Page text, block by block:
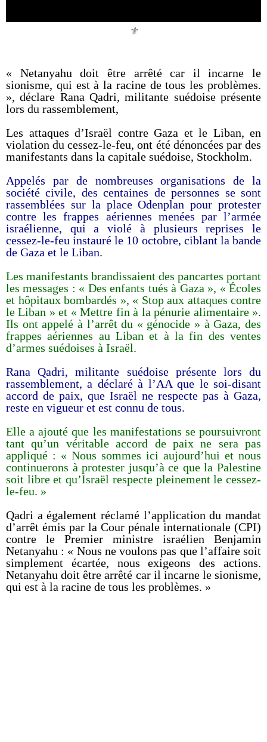
⚜️
« Netanyahu doit être arrêté car il incarne le
sionisme, qui est à la racine de tous les problèmes.
», déclare Rana Qadri, militante suédoise présente
lors du rassemblement,
Les attaques d’Israël contre Gaza et le Liban, en
violation du cessez-le-feu, ont été dénoncées par des
manifestants dans la capitale suédoise, Stockholm.
Appelés par de nombreuses organisations de la
société civile, des centaines de personnes se sont
rassemblées sur la place Odenplan pour protester
contre les frappes aériennes menées par l’armée
israélienne, qui a violé à plusieurs reprises le
cessez-le-feu instauré le 10 octobre, ciblant la bande
de Gaza et le Liban.
Les manifestants brandissaient des pancartes portant
les messages : « Des enfants tués à Gaza », « Écoles
et hôpitaux bombardés », « Stop aux attaques contre
le Liban » et « Mettre fin à la pénurie alimentaire ».
Ils ont appelé à l’arrêt du « génocide » à Gaza, des
frappes aériennes au Liban et à la fin des ventes
d’armes suédoises à Israël.
Rana Qadri, militante suédoise présente lors du
rassemblement, a déclaré à l’AA que le soi-disant
accord de paix, que Israël ne respecte pas à Gaza,
reste en vigueur et est connu de tous.
Elle a ajouté que les manifestations se poursuivront
tant qu’un véritable accord de paix ne sera pas
appliqué : « Nous sommes ici aujourd’hui et nous
continuerons à protester jusqu’à ce que la Palestine
soit libre et qu’Israël respecte pleinement le cessez-
le-feu. »
Qadri a également réclamé l’application du mandat
d’arrêt émis par la Cour pénale internationale (CPI)
contre le Premier ministre israélien Benjamin
Netanyahu : « Nous ne voulons pas que l’affaire soit
simplement écartée, nous exigeons des actions.
Netanyahu doit être arrêté car il incarne le sionisme,
qui est à la racine de tous les problèmes. »